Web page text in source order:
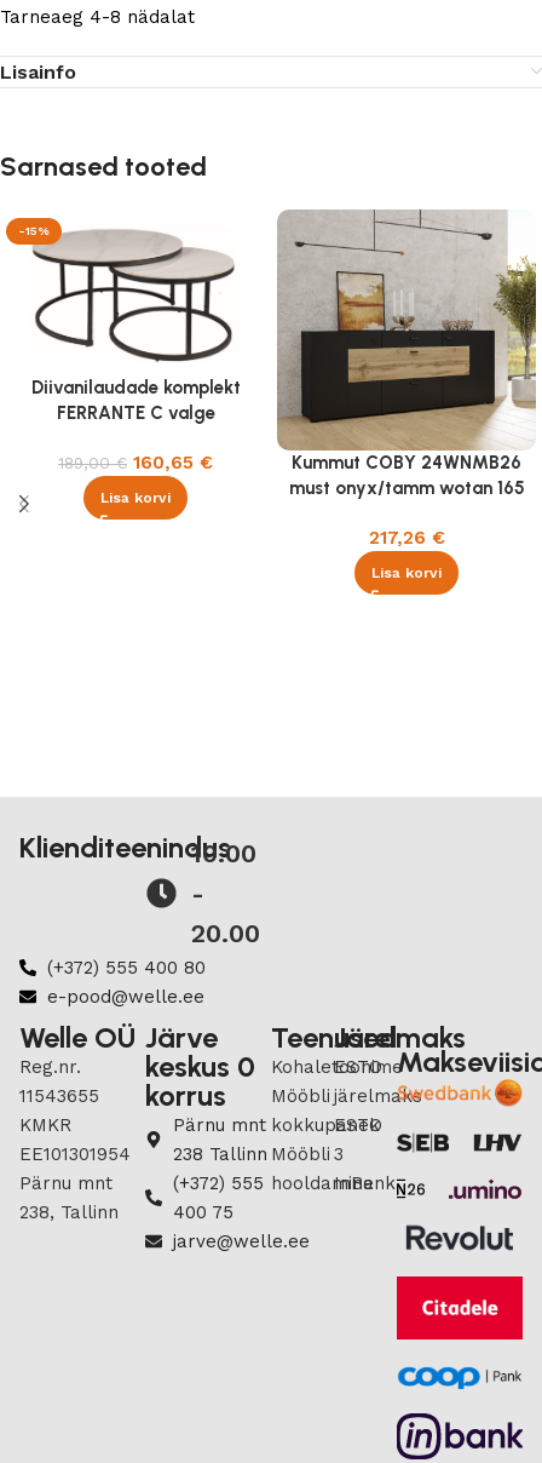
Tarneaeg 4-8 nädalat
Lisainfo
Sarnased tooted
-15%
Diivanilaudade komplekt
FERRANTE C valge
189,00€ 160,65 €
Lisa korvi
Kummut COBY 24WNMB26
must onyx/tamm wotan 165
217,26 €
Lisa korvi
Klienditeenindus
10.00
-
20.00
(+372) 555 400 80
e-pood@welle.ee
Welle OÜ
Reg.nr.
11543655
KMKR
EE101301954
Pärnu mnt
238, Tallinn
Järve
keskus 0
korrus
Pärnu mnt
238 Tallinn
(+372) 555
400 75
jarve@welle.ee
Teenused
Kohaletoonime
Mööbli
kokkupanek
Mööbli
hooldamine
Järelmaks
ESTO
järelmaks
ESTO
3
InBank